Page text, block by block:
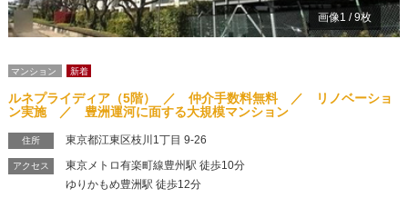
画像1 /9枚
マンション 新着
ルネプライディア（5階） ／ 仲介手数料無料 ／ リノベーショ
ン実施 ／ 豊洲運河に面する大規模マンション
住所 東京都江東区枝川1丁目 9‐26
アクセス
東京メトロ有楽町線豊州駅 徒歩10分
ゆりかもめ豊洲駅 徒歩12分